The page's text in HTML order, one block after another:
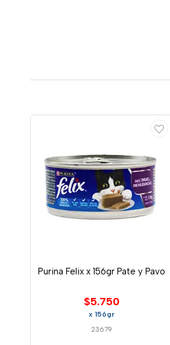
Purina Felix x 156gr Pate y Pavo
$5.750
x 156gr
23679